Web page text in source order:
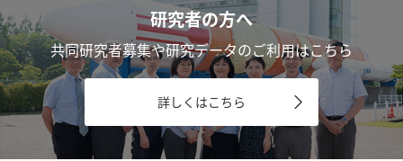
研究者の方へ
共同研究者募集や研究データのご利用はこちら
詳しくはこちら